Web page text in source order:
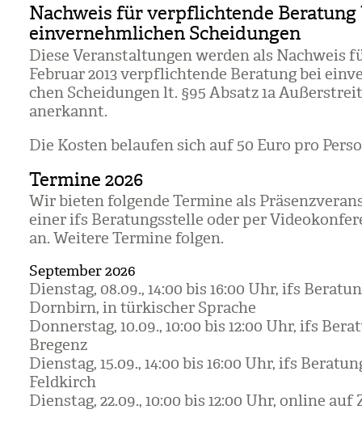
Nachweis für verpflichtende Beratung
einvernehmlichen Scheidungen
Diese Ver­an­stal­tun­gen wer­den als Nach­weis
Februar 2013 ver­pflich­tende Bera­tung bei
chen Schei­dun­gen lt. §95 Absatz 1a
aner­kannt.
Die Kos­ten belau­fen sich auf 50 Euro pro
Termine 2026
Wir bie­ten fol­gende Ter­mine als
einer ifs Bera­tungs­stelle oder per
an. Wei­tere Ter­mine fol­gen.
September 2026
Diens­tag, 08.09., 14:00 bis 16:00 Uhr, ifs
Dorn­birn, in tür­ki­scher Spra­che
Don­ners­tag, 10.09., 10:00 bis 12:00 Uhr, ifs
Bre­genz
Diens­tag, 15.09., 14:00 bis 16:00 Uhr, ifs
Feld­kirch
Diens­tag, 22.09., 10:00 bis 12:00 Uhr, online auf